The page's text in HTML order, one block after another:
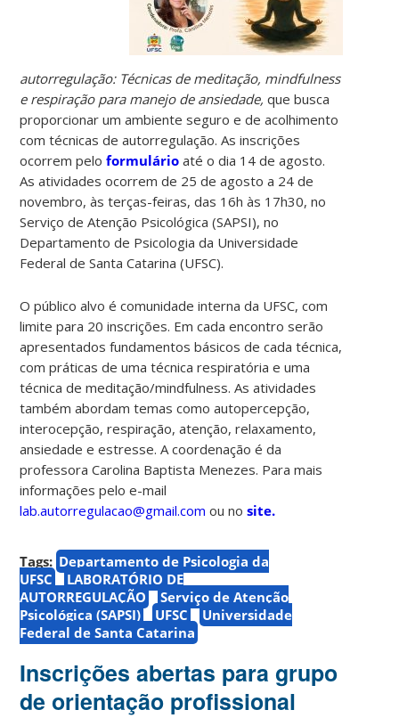
autorregulação: Técnicas de meditação, mindfulness
e respiração para manejo de ansiedade,que busca
proporcionar um ambiente seguro e de acolhimento
com técnicas de autorregulação. As inscrições
ocorrem peloformulário até o dia 14 de agosto.
As atividades ocorrem de 25 de agosto a 24 de
novembro, às terças-feiras, das 16h às 17h30, no
Serviço de Atenção Psicológica (SAPSI), no
Departamento de Psicologia da Universidade
Federal de Santa Catarina (UFSC).
O público alvo é comunidade interna da UFSC, com
limite para 20 inscrições. Em cada encontro serão
apresentados fundamentos básicos de cada técnica,
com práticas de uma técnica respiratória e uma
técnica de meditação/mindfulness. As atividades
também abordam temas como autopercepção,
interocepção, respiração, atenção, relaxamento,
ansiedade e estresse. A coordenação é da
professora Carolina Baptista Menezes. Para mais
informações pelo e-mail
lab.autorregulacao@gmail.com ou no site.
Tags: Departamento de Psicologia da
UFSC
LABORATÓRIO DE
AUTORREGULAÇÃO
Serviço de Atenção
Psicológica (SAPSI)
UFSC
Universidade
Federal de Santa Catarina
Inscrições abertas para grupo
de orientação profissional